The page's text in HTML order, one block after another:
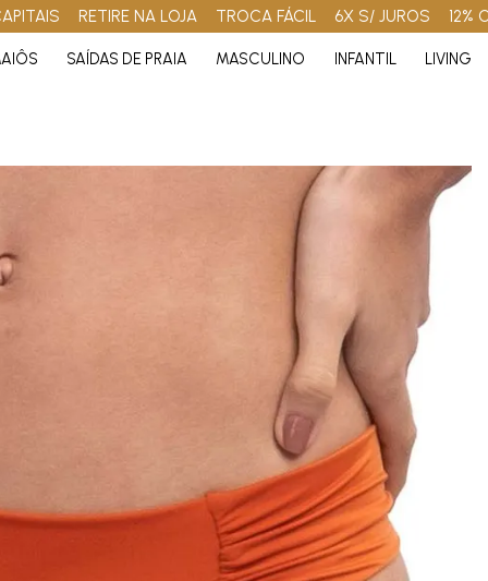
RETIRE NA LOJA TROCA FÁCIL 6X S/ JUROS 12%
SAÍDAS DE PRAIA MASCULINO INFANTIL LIVING